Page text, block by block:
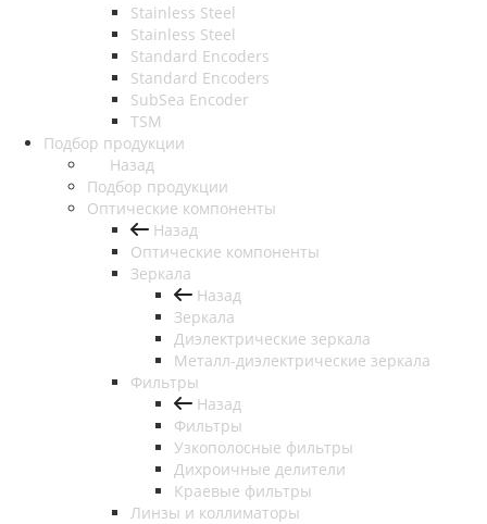
Stainless Steel
Stainless Steel
Standard Encoders
Standard Encoders
SubSea Encoder
TSM
Подбор продукции
Назад
Подбор продукции
Оптические компоненты
Назад
Оптические компоненты
Зеркала
Назад
Зеркала
Диэлектрические зеркала
Металл-диэлектрические зеркала
Фильтры
Назад
Фильтры
Узкополосные фильтры
Дихроичные делители
Краевые фильтры
Линзы и коллиматоры